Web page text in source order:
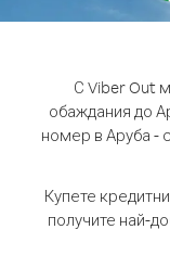
С Viber Out
обаждания до
номер в Аруба -
Купете
получите най-